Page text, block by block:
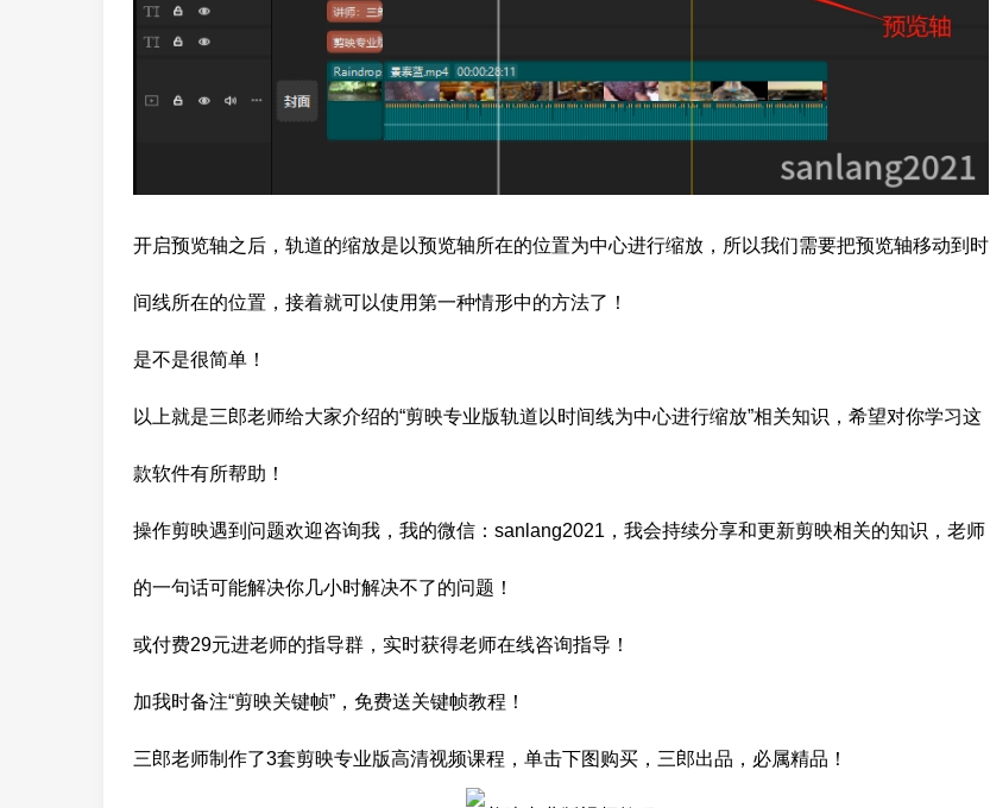
开启预览轴之后，轨道的缩放是以预览轴所在的位置为中心进行缩放，所以我们需要把预览轴移动到时
间线所在的位置，接着就可以使用第一种情形中的方法了！
是不是很简单！
以上就是三郎老师给大家介绍的“剪映专业版轨道以时间线为中心进行缩放”相关知识，希望对你学习这
款软件有所帮助！
操作剪映遇到问题欢迎咨询我，我的微信：sanlang2021，我会持续分享和更新剪映相关的知识，老师
的一句话可能解决你几小时解决不了的问题！
或付费29元进老师的指导群，实时获得老师在线咨询指导！
加我时备注“剪映关键帧”，免费送关键帧教程！
三郎老师制作了3套剪映专业版高清视频课程，单击下图购买，三郎出品，必属精品！